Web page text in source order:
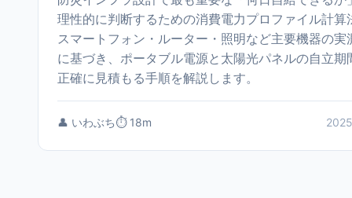
理性的に判断するための消費電力プロファイル計算
スマートフォン・ルーター・照明など主要機器の実
に基づき、ポータブル電源と太陽光パネルの自立期
正確に見積もる手順を解説します。
👤 いわぶち⏱️ 18m